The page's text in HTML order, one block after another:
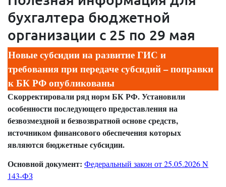
бухгалтера бюджетной
организации с 25 по 29 мая
Новые субсидии на развитие ГИС и
требования при передаче субсидий – поправки
к БК РФ опубликованы
Скорректировали ряд норм БК РФ. Установили
особенности последующего предоставления на
безвозмездной и безвозвратной основе средств,
источником финансового обеспечения которых
являются бюджетные субсидии.
Основной документ: Федеральный закон от 25.05.2026 N
143-ФЗ